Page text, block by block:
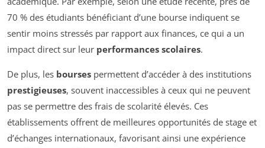
70 % des étudiants bénéficiant d’une bourse indiquent se
sentir moins stressés par rapport aux finances, ce qui a un
impact direct sur leur performances scolaires.
De plus, les bourses permettent d’accéder à des institutions
prestigieuses, souvent inaccessibles à ceux qui ne peuvent
pas se permettre des frais de scolarité élevés. Ces
établissements offrent de meilleures opportunités de stage et
d’échanges internationaux, favorisant ainsi une expérience